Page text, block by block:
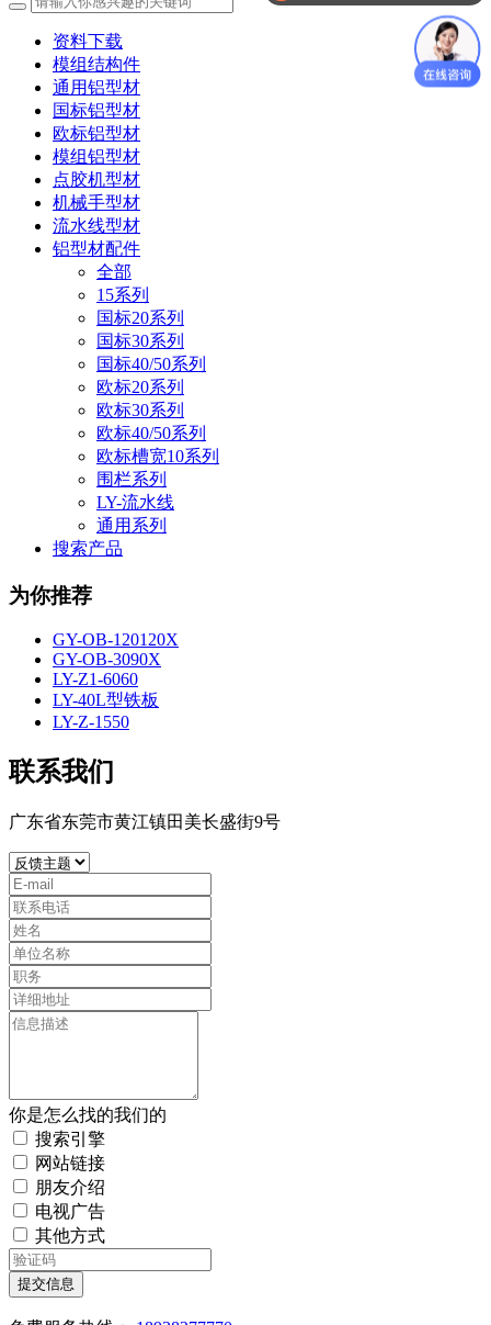
资料下载
模组结构件
通用铝型材
国标铝型材
欧标铝型材
模组铝型材
点胶机型材
机械手型材
流水线型材
铝型材配件
全部
15系列
国标20系列
国标30系列
国标40/50系列
欧标20系列
欧标30系列
欧标40/50系列
欧标槽宽10系列
围栏系列
LY-流水线
通用系列
搜索产品
为你推荐
GY-OB-120120X
GY-OB-3090X
LY-Z1-6060
LY-40L型铁板
LY-Z-1550
联系我们
广东省东莞市黄江镇田美长盛街9号
你是怎么找的我们的
搜索引擎
网站链接
朋友介绍
电视广告
其他方式
提交信息